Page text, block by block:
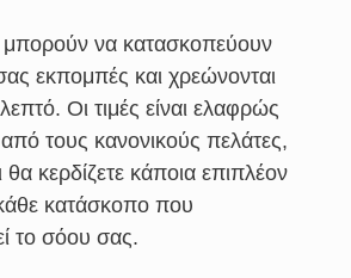
να κατασκοπεύουν
σας εκπομπές και χρεώνονται
Οι τιμές είναι ελαφρώς
τους κανονικούς πελάτες,
θα κερδίζετε κάποια επιπλέον
κατάσκοπο που
το σόου σας.